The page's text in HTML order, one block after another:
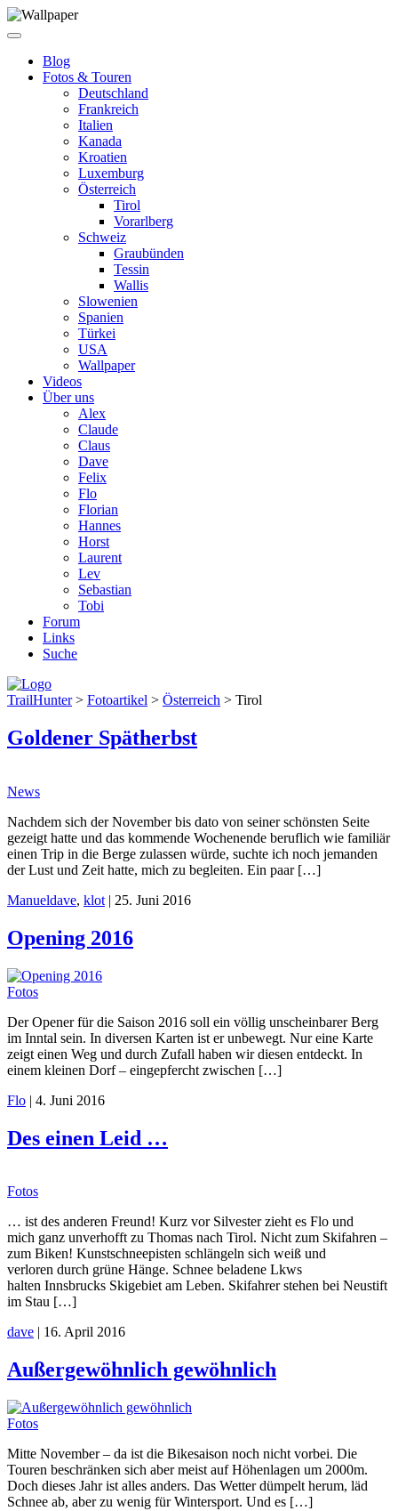
Blog
Fotos & Touren
Deutschland
Frankreich
Italien
Kanada
Kroatien
Luxemburg
Österreich
Tirol
Vorarlberg
Schweiz
Graubünden
Tessin
Wallis
Slowenien
Spanien
Türkei
USA
Wallpaper
Videos
Über uns
Alex
Claude
Claus
Dave
Felix
Flo
Florian
Hannes
Horst
Laurent
Lev
Sebastian
Tobi
Forum
Links
Suche
TrailHunter> Fotoartikel > Österreich > Tirol
Goldener Spätherbst
News
Nachdem sich der November bis dato von seiner schönsten Seite
gezeigt hatte und das kommende Wochenende beruflich wie familiär
einen Trip in die Berge zulassen würde, suchte ich noch jemanden
der Lust und Zeit hatte, mich zu begleiten. Ein paar […]
Manueldave, klot | 25. Juni 2016
Opening 2016
Fotos
Der Opener für die Saison 2016 soll ein völlig unscheinbarer Berg
im Inntal sein. In diversen Karten ist er unbewegt. Nur eine Karte
zeigt einen Weg und durch Zufall haben wir diesen entdeckt. In
einem kleinen Dorf – eingepfercht zwischen […]
Flo | 4. Juni 2016
Des einen Leid …
Fotos
… ist des anderen Freund! Kurz vor Silvester zieht es Flo und
mich ganz unverhofft zu Thomas nach Tirol. Nicht zum Skifahren –
zum Biken! Kunstschneepisten schlängeln sich weiß und
verloren durch grüne Hänge. Schnee beladene Lkws
halten Innsbrucks Skigebiet am Leben. Skifahrer stehen bei Neustift
im Stau […]
dave | 16. April 2016
Außergewöhnlich gewöhnlich
Fotos
Mitte November – da ist die Bikesaison noch nicht vorbei. Die
Touren beschränken sich aber meist auf Höhenlagen um 2000m.
Doch dieses Jahr ist alles anders. Das Wetter dümpelt herum, läd
Schnee ab, aber zu wenig für Wintersport. Und es […]